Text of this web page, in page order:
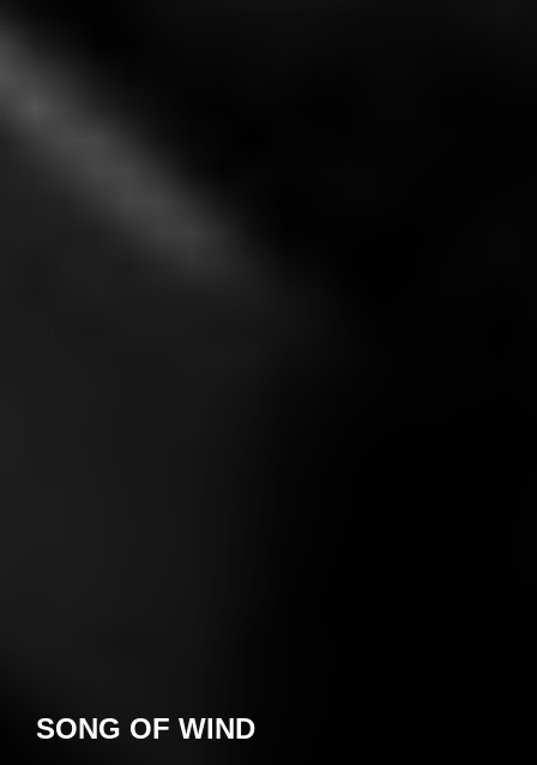
SONG OF WIND